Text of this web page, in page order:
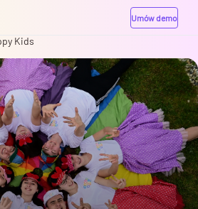
Umów demo
Kids